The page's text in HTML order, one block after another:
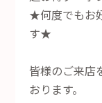
★何度でもお
す★
皆様のご来店
おります。